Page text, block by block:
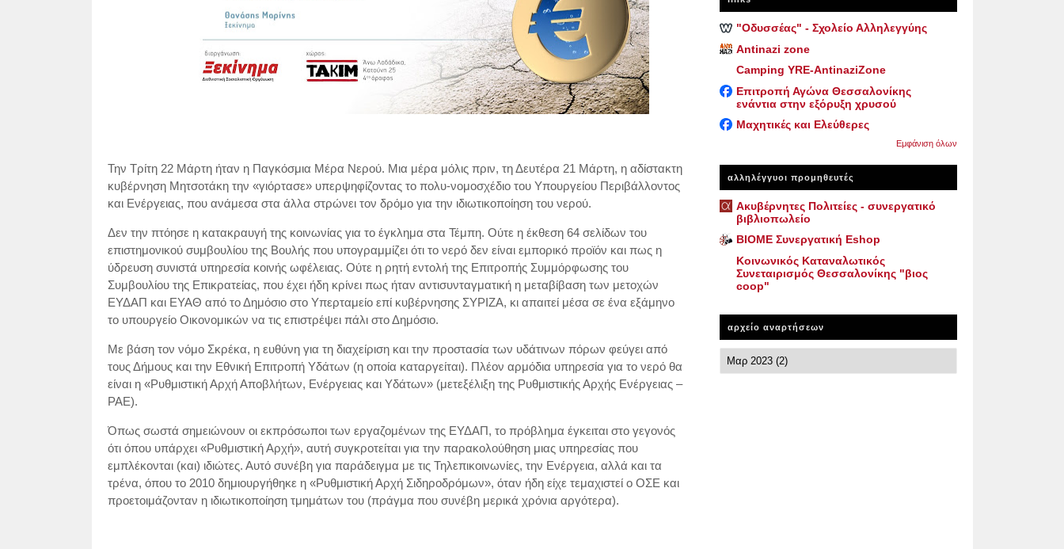
Την Τρίτη 22 Μάρτη ήταν η Παγκόσμια Μέρα Νερού. Μια μέρα μόλις πριν, τη Δευτέρα 21 Μάρτη, η αδίστακτη
κυβέρνηση Μητσοτάκη την «γιόρτασε» υπερψηφίζοντας το πολυ-νομοσχέδιο του Υπουργείου Περιβάλλοντος
και Ενέργειας, που ανάμεσα στα άλλα στρώνει τον δρόμο για την ιδιωτικοποίηση του νερού.
Δεν την πτόησε η κατακραυγή της κοινωνίας για το έγκλημα στα Τέμπη. Ούτε η έκθεση 64 σελίδων του
επιστημονικού συμβουλίου της Βουλής που υπογραμμίζει ότι το νερό δεν είναι εµπορικό προϊόν και πως η
ύδρευση συνιστά υπηρεσία κοινής ωφέλειας. Ούτε η ρητή εντολή της Επιτροπής Συμμόρφωσης του
Συμβουλίου της Επικρατείας, που έχει ήδη κρίνει πως ήταν αντισυνταγματική η μεταβίβαση των μετοχών
ΕΥΔΑΠ και ΕΥΑΘ από το Δημόσιο στο Υπερταμείο επί κυβέρνησης ΣΥΡΙΖΑ, κι απαιτεί μέσα σε ένα εξάμηνο
το υπουργείο Οικονομικών να τις επιστρέψει πάλι στο Δημόσιο.
Με βάση τον νόμο Σκρέκα, η ευθύνη για τη διαχείριση και την προστασία των υδάτινων πόρων φεύγει από
τους Δήμους και την Εθνική Επιτροπή Υδάτων (η οποία καταργείται). Πλέον αρμόδια υπηρεσία για το νερό θα
είναι η «Ρυθμιστική Αρχή Αποβλήτων, Ενέργειας και Υδάτων» (μετεξέλιξη της Ρυθμιστικής Αρχής Ενέργειας –
ΡΑΕ).
Όπως σωστά σημειώνουν οι εκπρόσωποι των εργαζομένων της ΕΥΔΑΠ, το πρόβλημα έγκειται στο γεγονός
ότι όπου υπάρχει «Ρυθμιστική Αρχή», αυτή συγκροτείται για την παρακολούθηση μιας υπηρεσίας που
εμπλέκονται (και) ιδιώτες. Αυτό συνέβη για παράδειγμα με τις Τηλεπικοινωνίες, την Ενέργεια, αλλά και τα
τρένα, όπου το 2010 δημιουργήθηκε η «Ρυθμιστική Αρχή Σιδηροδρόμων», όταν ήδη είχε τεμαχιστεί ο ΟΣΕ και
προετοιμάζονταν η ιδιωτικοποίηση τμημάτων του (πράγμα που συνέβη μερικά χρόνια αργότερα).
"Οδυσσέας" - Σχολείο Αλληλεγγύης
Antinazi zone
Camping YRE-AntinaziZone
Επιτροπή Αγώνα Θεσσαλονίκης
ενάντια στην εξόρυξη χρυσού
Μαχητικές και Ελεύθερες
Εμφάνιση όλων
αλληλέγγυοι προμηθευτές
Ακυβέρνητες Πολιτείες - συνεργατικό
βιβλιοπωλείο
ΒΙΟΜΕ Συνεργατική Eshop
Κοινωνικός Καταναλωτικός
Συνεταιρισμός Θεσσαλονίκης "βιος
coop"
αρχείο αναρτήσεων